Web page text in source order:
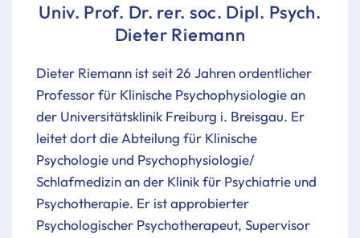
Univ. Prof. Dr. rer. soc. Dipl. Psych.
Dieter Riemann
Dieter Riemann ist seit 26 Jahren ordentlicher
Professor für Klinische Psychophysiologie an
der Universitätsklinik Freiburg i. Breisgau. Er
leitet dort die Abteilung für Klinische
Psychologie und Psychophysiologie/
Schlafmedizin an der Klinik für Psychiatrie und
Psychotherapie. Er ist approbierter
Psychologischer Psychotherapeut, Supervisor